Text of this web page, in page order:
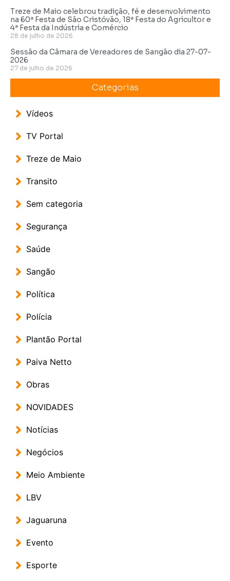
Treze de Maio celebrou tradição, fé e desenvolvimento
na 60ª Festa de São Cristóvão, 18ª Festa do Agricultor e
4ª Festa da Indústria e Comércio
28 de julho de 2026
Sessão da Câmara de Vereadores de Sangão dia 27-07-
2026
27 de julho de 2026
Categorias
Vídeos
TV Portal
Treze de Maio
Transito
Sem categoria
Segurança
Saúde
Sangão
Política
Polícia
Plantão Portal
Paiva Netto
Obras
NOVIDADES
Notícias
Negócios
Meio Ambiente
LBV
Jaguaruna
Evento
Esporte